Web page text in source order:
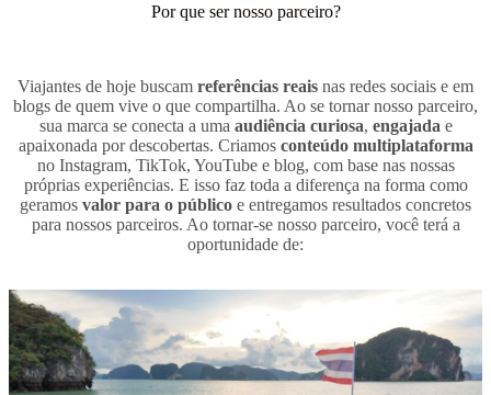
Por que ser nosso parceiro?
Viajantes de hoje buscam referências reais nas redes sociais e em
blogs de quem vive o que compartilha. Ao se tornar nosso parceiro,
sua marca se conecta a uma audiência curiosa, engajada e
apaixonada por descobertas. Criamos conteúdo multiplataforma
no Instagram, TikTok, YouTube e blog, com base nas nossas
próprias experiências. E isso faz toda a diferença na forma como
geramos valor para o público e entregamos resultados concretos
para nossos parceiros. Ao tornar-se nosso parceiro, você terá a
oportunidade de: